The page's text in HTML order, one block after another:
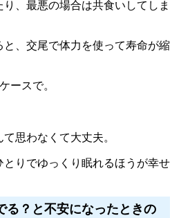
、最悪の場合は共食いしてしま
、交尾で体力を使って寿命が縮
ースで。
思わなくて大丈夫。
とりでゆっくり眠れるほうが幸せ
る？と不安になったときの